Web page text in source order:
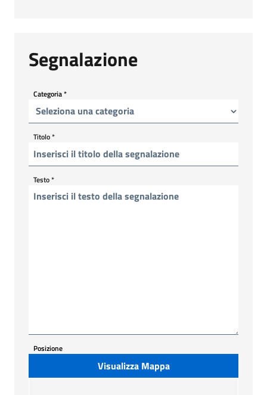
Segnalazione
Categoria*
Titolo*
Testo*
Posizione
Visualizza Mappa